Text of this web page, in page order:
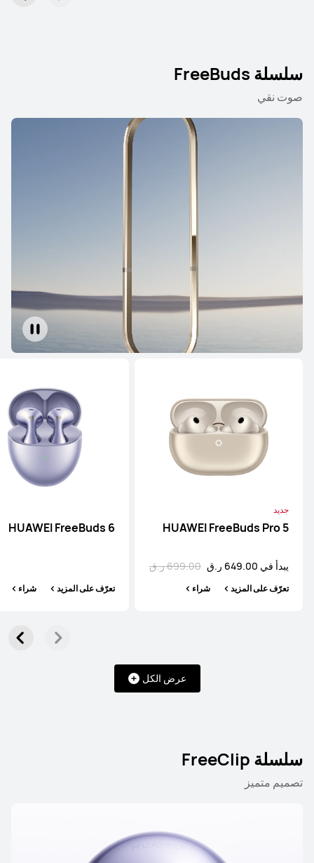
سلسلة FreeBuds
صوت نقي
جديد
HUAWEI FreeBuds Pro 5
يبدأ في 649.00 ر.ق 699.00 ر.ق
تعرّف على المزيد شراء
HUAWEI FreeBuds 6
تعرّف على المزيد شراء
عرض الكل
سلسلة FreeClip
تصميم متميز